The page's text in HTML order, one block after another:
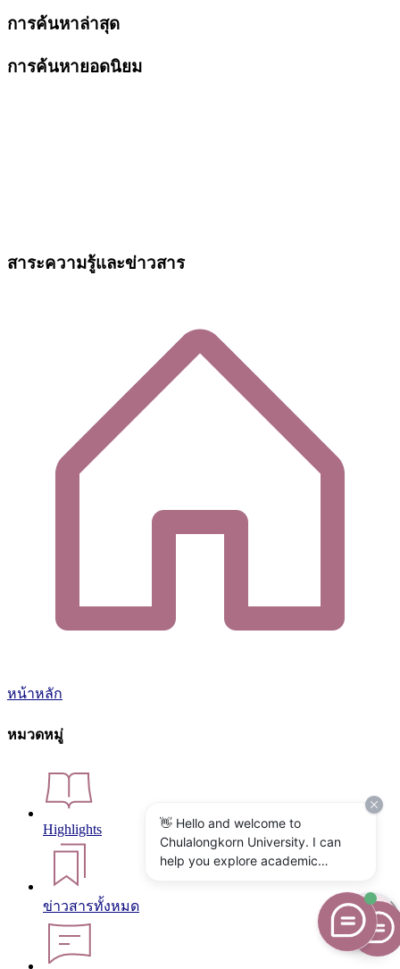
การค้นหาล่าสุด
การค้นหายอดนิยม
สาระความรู้และข่าวสาร
หน้าหลัก
หมวดหมู่
Highlights
ข่าวสารทั้งหมด
👋 Hello and welcome to
Chulalongkorn University. I can
help you explore academic